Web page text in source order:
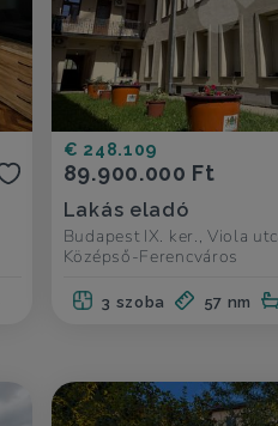
€ 248.109
89.900.000 Ft
Lakás eladó
Budapest IX. ker., Viola
Középső-Ferencváros
3 szoba 57 nm